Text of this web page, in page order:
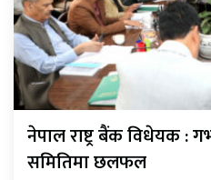
नेपाल राष्ट्र बैंक विधेयक :
समितिमा छलफल